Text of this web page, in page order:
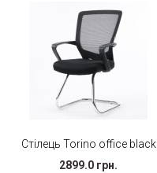
Стілець Torino office black
2899.0 грн.